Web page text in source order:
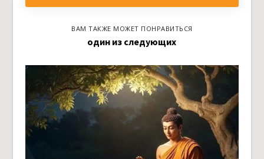
ВАМ ТАКЖЕ МОЖЕТ ПОНРАВИТЬСЯ
один из следующих